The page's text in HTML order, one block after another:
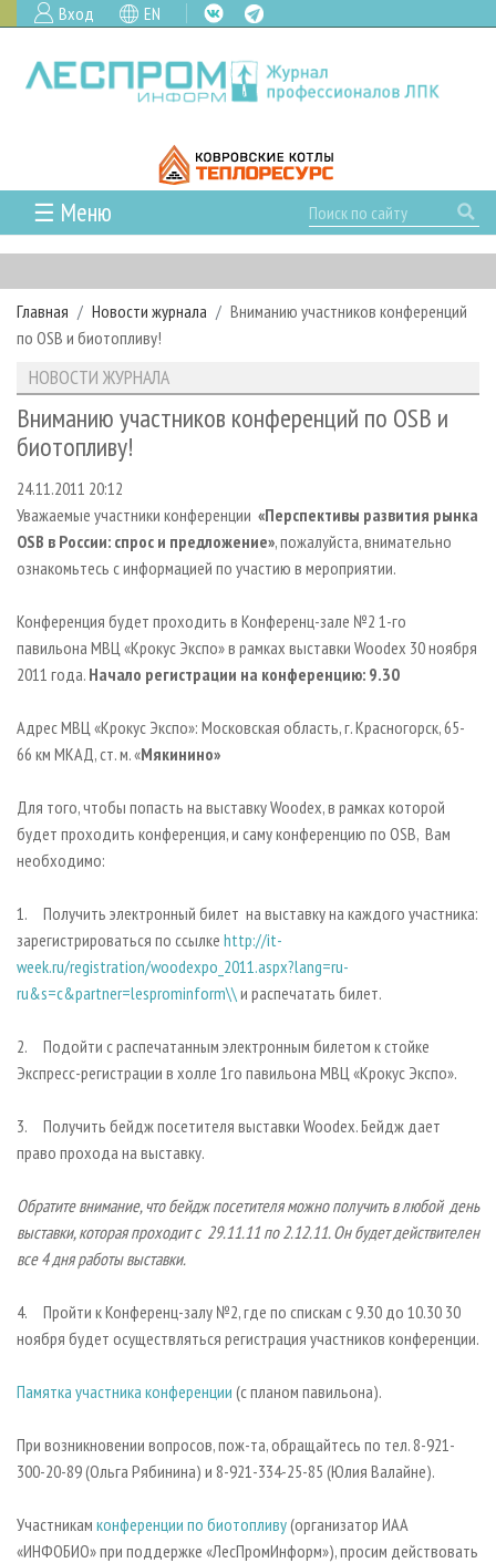
Вход EN
☰ Меню
ГЛАВНАЯ
РУБРИКИ И ТЕМЫ
РУБРИКИ ЖУРНАЛА
ЛЕСОЗАГОТОВКА
ЛЕСОПИЛЕНИЕ
СУШКА ДРЕВЕСИНЫ
ПРОИЗВОДСТВО ДРЕВЕСНЫХ ПЛИТ
ДЕРЕВЯННОЕ ДОМОСТРОЕНИЕ
ПРОИЗВОДСТВО МЕБЕЛИ
БИОЭНЕРГЕТИКА
ИНСТРУМЕНТ И МАТЕРИАЛЫ
НОВОСТИ
НОВОСТИ ЛПК
НОВОСТИ ЖУРНАЛА
ПРОЕКТЫ ЛПИ
АНАЛИТИКА
ПРЕДПРИЯТИЯ ЛПК
ПЕРСОНЫ
МОБИЛЬНЫЕ ВЫСТАВКИ
ОФИЦИАЛЬНЫЕ ДЕЛЕГАЦИИ
ПРИОРИТЕТНЫЕ ИНВЕСТПРОЕКТЫ
RUSSIAN FORESTRY REVIEW
БИБЛИОТЕКА СПЕЦИАЛИСТА
АРХИВ ЖУРНАЛОВ
О ЖУРНАЛЕ
ПОДПИСКА
КОНТАКТЫ
РЕКЛАМОДАТЕЛЯМ
РЕКЛАМА
РЕКЛАМА НА САЙТЕ
Главная Новости журнала
Вниманию участников конференций
по OSB и биотопливу!
НОВОСТИ ЖУРНАЛА
Вниманию участников конференций по OSB и
биотопливу!
24.11.2011 20:12
Уважаемые участники конференции «Перспективы развития рынка
OSB в России: спрос и предложение», пожалуйста, внимательно
ознакомьтесь с информацией по участию в мероприятии.
Конференция будет проходить в Конференц-зале №2 1-го
павильона МВЦ «Крокус Экспо» в рамках выставки Woodex 30 ноября
2011 года. Начало регистрации на конференцию: 9.30
Адрес МВЦ «Крокус Экспо»: Московская область, г. Красногорск, 65-
66 км МКАД, ст. м. «Мякинино»
Для того, чтобы попасть на выставку Woodex, в рамках которой
будет проходить конференция, и саму конференцию по OSB, Вам
необходимо:
1. Получить электронный билет на выставку на каждого участника:
зарегистрироваться по ссылке http://it-
week.ru/registration/woodexpo_2011.aspx?lang=ru-
ru&s=c&partner=lesprominform\\ и распечатать билет.
2. Подойти с распечатанным электронным билетом к стойке
Экспресс-регистрации в холле 1го павильона МВЦ «Крокус Экспо».
3. Получить бейдж посетителя выставки Woodex. Бейдж дает
право прохода на выставку.
Обратите внимание, что бейдж посетителя можно получить в любой день
выставки, которая проходит с 29.11.11 по 2.12.11. Он будет действителен
все 4 дня работы выставки.
4. Пройти к Конференц-залу №2, где по спискам с 9.30 до 10.30 30
ноября будет осуществляться регистрация участников конференции.
Памятка участника конференции (с планом павильона).
При возникновении вопросов, пож-та, обращайтесь по тел. 8-921-
300-20-89 (Ольга Рябинина) и 8-921-334-25-85 (Юлия Валайне).
Участникам конференции по биотопливу(организатор ИАА
«ИНФОБИО» при поддержке «ЛесПромИнформ»), просим действовать